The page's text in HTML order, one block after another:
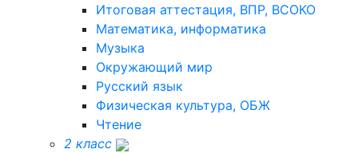
Итоговая аттестация, ВПР, ВСОКО
Математика, информатика
Музыка
Окружающий мир
Русский язык
Физическая культура, ОБЖ
Чтение
2 класс